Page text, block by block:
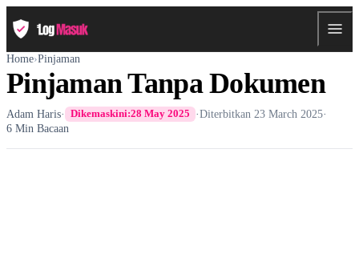
Home›Pinjaman
Pinjaman Tanpa Dokumen
Adam Haris· Dikemaskini:28 May 2025 ·Diterbitkan 23 March 2025·
6 Min Bacaan